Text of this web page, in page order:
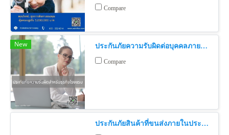
5,000,000 บาท ซื้อง่าย สะดวก 24
Compare
New ประกันภัยความรับผิดต่อบุคคลภายนอกสำหรับธุรกิจโรงแรม
Compare
ประกันภัยสินค้าที่ขนส่งภายในประเทศ Inland Transit Insurance